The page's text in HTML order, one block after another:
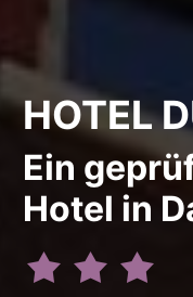
HOTEL
Ein
Hotel in